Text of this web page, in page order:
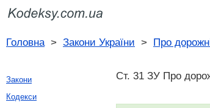
Головна> Закони України > Про
Ст. 31 ЗУ Про
Закони
Кодекси